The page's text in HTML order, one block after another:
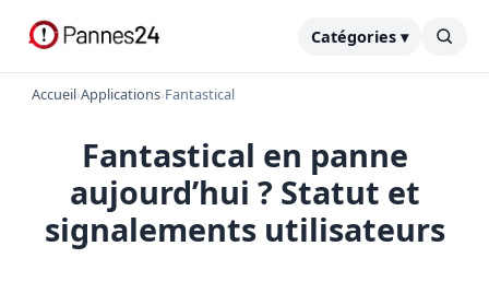
Catégories ▾
Accueil›Applications›Fantastical
Fantastical en panne
aujourd’hui ? Statut et
signalements utilisateurs